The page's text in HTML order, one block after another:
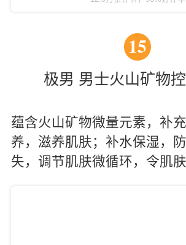
15
极男 男士火山矿物
蕴含火山矿物微量元素，补
养，滋养肌肤；补水保湿，
失，调节肌肤微循环，令肌肤